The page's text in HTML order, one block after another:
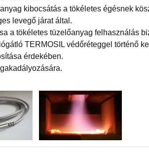
kibocsátás a tökéletes égésnek
levegő járat által.
a tökéletes tüzelőanyag felhasználás
TERMOSIL védőréteggel történő
érdekében.